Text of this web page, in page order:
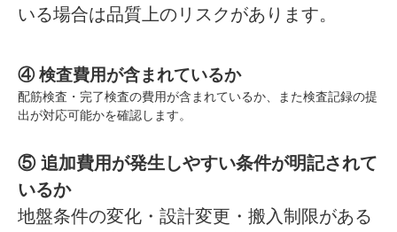
いる場合は品質上のリスクがあります。
④ 検査費用が含まれているか
配筋検査・完了検査の費用が含まれているか、また検査記録の提
出が対応可能かを確認します。
⑤ 追加費用が発生しやすい条件が明記されて
いるか
地盤条件の変化・設計変更・搬入制限がある